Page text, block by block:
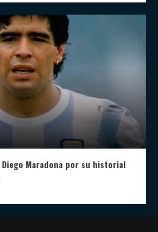
Maradona por su historial